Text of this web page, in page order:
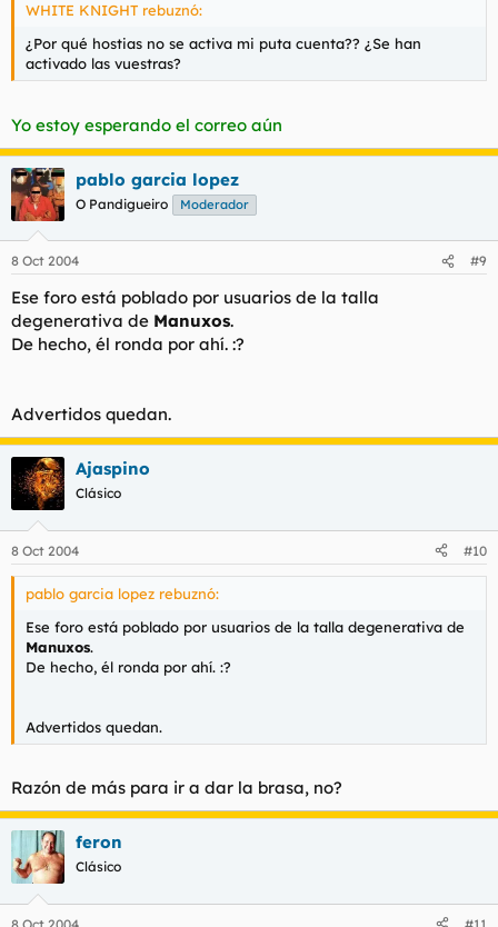
WHITE KNIGHT rebuznó:
¿Por qué hostias no se activa mi puta cuenta?? ¿Se han
activado las vuestras?
Yo estoy esperando el correo aún
pablo garcia lopez
O Pandigueiro Moderador
8 Oct 2004 #9
Ese foro está poblado por usuarios de la talla
degenerativa de Manuxos.
De hecho, él ronda por ahí. :?
Advertidos quedan.
Ajaspino
Clásico
8 Oct 2004 #10
pablo garcia lopez rebuznó:
Ese foro está poblado por usuarios de la talla degenerativa de
Manuxos.
De hecho, él ronda por ahí. :?
Advertidos quedan.
Razón de más para ir a dar la brasa, no?
feron
Clásico
8 Oct 2004 #11